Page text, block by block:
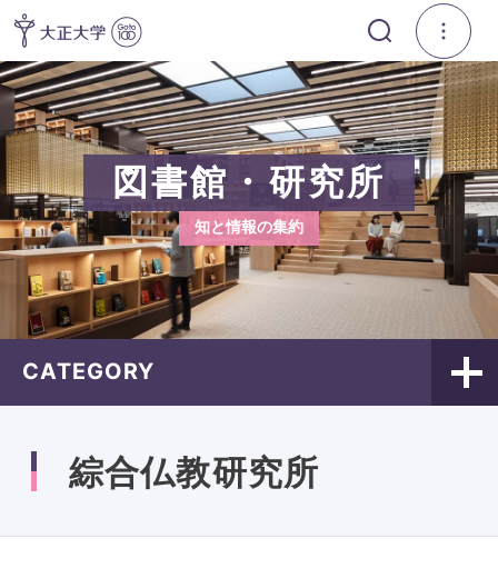
図書館・研究所
知と情報の集約
CATEGORY
綜合仏教研究所